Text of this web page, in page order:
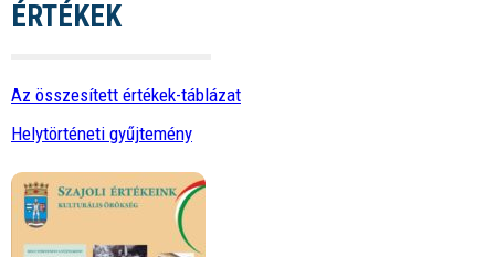
ÉRTÉKEK
Az összesített értékek-táblázat
Helytörténeti gyűjtemény